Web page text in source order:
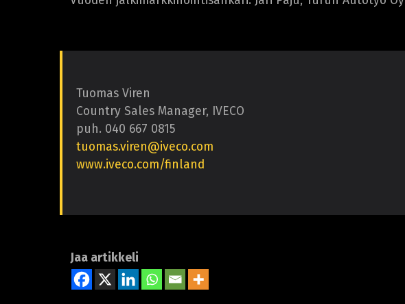
Tuomas Viren
Country Sales Manager, IVECO
puh. 040 667 0815
tuomas.viren@iveco.com
www.iveco.com/finland
Jaa artikkeli